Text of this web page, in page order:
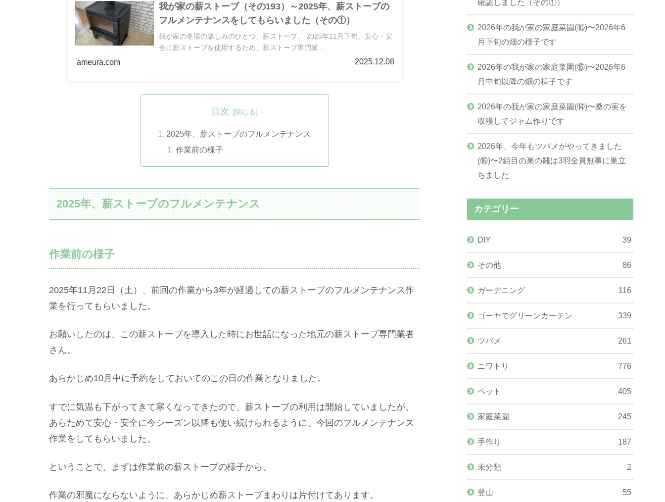
我が家の薪ストーブ（その193）～2025年、薪ストーブの
フルメンテナンスをしてもらいました（その①）
我が家の冬場の楽しみのひとつ、薪ストーブ。 2025年11月下旬、安心・安
全に薪ストーブを使用するため、薪ストーブ専門業...
ameura.com 2025.12.08
目次
2025年、薪ストーブのフルメンテナンス
作業前の様子
2025年、薪ストーブのフルメンテナンス
作業前の様子
2025年11月22日（土）、前回の作業から3年が経過しての薪ストーブのフルメンテナンス作
業を行ってもらいました。
お願いしたのは、この薪ストーブを導入した時にお世話になった地元の薪ストーブ専門業者
さん。
あらかじめ10月中に予約をしておいてのこの日の作業となりました。
すでに気温も下がってきて寒くなってきたので、薪ストーブの利用は開始していましたが、
あらためて安心・安全に今シーズン以降も使い続けられるように、今回のフルメンテナンス
作業をしてもらいました。
ということで、まずは作業前の薪ストーブの様子から。
作業の邪魔にならないように、あらかじめ薪ストーブまわりは片付けてあります。
確認しました（その①）
2026年の我が家の家庭菜園(⑯)〜2026年6
月下旬の畑の様子です
2026年の我が家の家庭菜園(⑮)〜2026年6
月中旬以降の畑の様子です
2026年の我が家の家庭菜園(⑭)〜桑の実を
収穫してジャム作りです
2026年、今年もツバメがやってきました
(⑯)〜2組目の巣の雛は3羽全員無事に巣立
ちました
カテゴリー
DIY 39
その他 86
ガーデニング 116
ゴーヤでグリーンカーテン 339
ツバメ 261
ニワトリ 776
ペット 405
家庭菜園 245
手作り 187
未分類 2
登山 55